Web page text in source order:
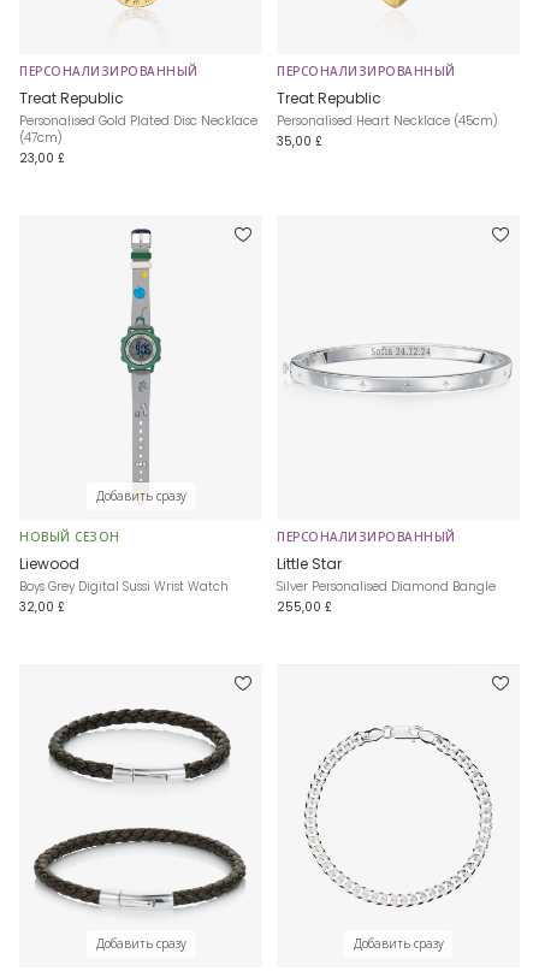
ПЕРСОНАЛИЗИРОВАННЫЙ
Treat Republic
Personalised Gold Plated Disc Necklace
(47cm)
23,00 £
ПЕРСОНАЛИЗИРОВАННЫЙ
Treat Republic
Personalised Heart Necklace (45cm)
35,00 £
Добавить сразу
НОВЫЙ СЕЗОН
Liewood
Boys Grey Digital Sussi Wrist Watch
32,00 £
ПЕРСОНАЛИЗИРОВАННЫЙ
Little Star
Silver Personalised Diamond Bangle
255,00 £
Добавить сразу Добавить сразу